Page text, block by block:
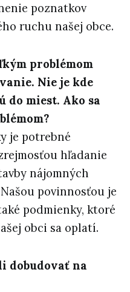
poznatkov
ruchu našej obce.
problémom
Nie je kde
do miest. Ako sa
je potrebné
hľadanie
nájomných
povinnosťou je
podmienky, ktoré
obci sa oplatí.
dobudovať na